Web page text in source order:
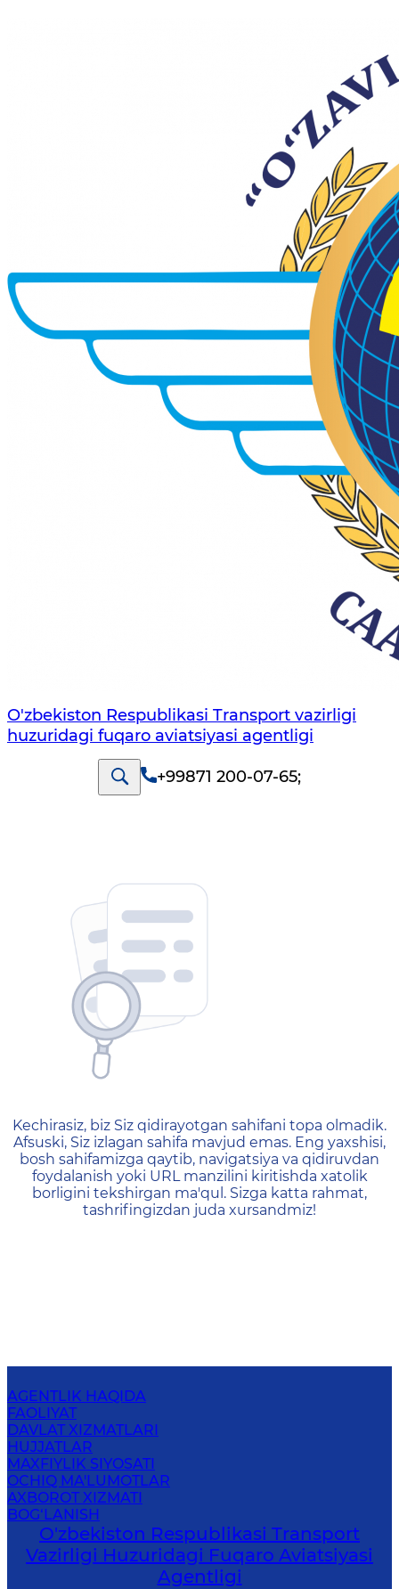
O'zbekiston Respublikasi Transport vazirligi
huzuridagi fuqaro aviatsiyasi agentligi
+99871 200-07-65;
404 — Страница не
Kechirasiz, biz Siz qidirayotgan sahifani topa olmadik.
Afsuski, Siz izlagan sahifa mavjud emas. Eng yaxshisi,
bosh sahifamizga qaytib, navigatsiya va qidiruvdan
foydalanish yoki URL manzilini kiritishda xatolik
borligini tekshirgan ma'qul. Sizga katta rahmat,
tashrifingizdan juda xursandmiz!
AGENTLIK HAQIDA
FAOLIYAT
DAVLAT XIZMATLARI
HUJJATLAR
MAXFIYLIK SIYOSATI
OCHIQ MA'LUMOTLAR
AXBOROT XIZMATI
BOG‘LANISH
O'zbekiston Respublikasi Transport
Vazirligi Huzuridagi Fuqaro Aviatsiyasi
Agentligi